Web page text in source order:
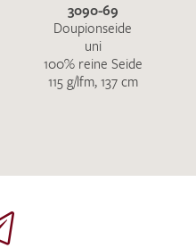
3090-69
Doupionseide
uni
100% reine Seide
115 g/lfm, 137 cm